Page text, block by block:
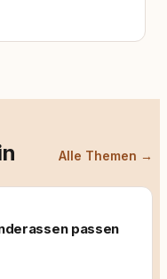
Alle Themen →
passen